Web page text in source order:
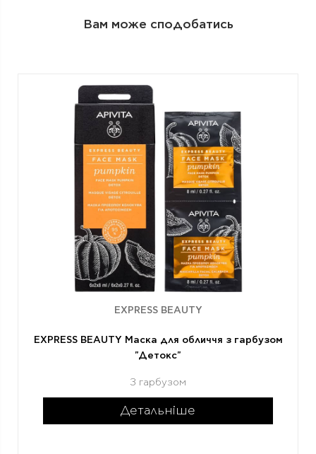
Вам може сподобатись
EXPRESS BEAUTY
EXPRESS BEAUTY Маска для обличчя з гарбузом
"Детокс"
З гарбузом
Детальніше